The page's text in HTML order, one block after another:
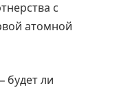
с
атомной
будет ли